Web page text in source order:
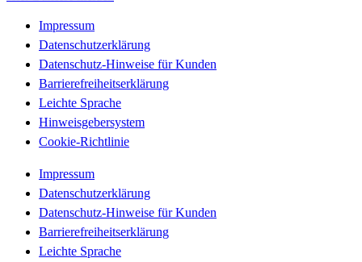
Impressum
Datenschutzerklärung
Datenschutz-Hinweise für Kunden
Barrierefreiheitserklärung
Leichte Sprache
Hinweisgebersystem
Cookie-Richtlinie
Impressum
Datenschutzerklärung
Datenschutz-Hinweise für Kunden
Barrierefreiheitserklärung
Leichte Sprache